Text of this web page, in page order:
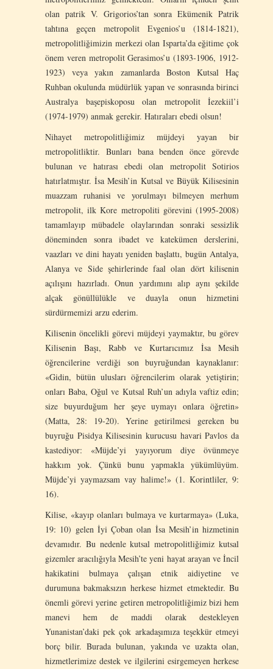
olan patrik V. Grigorios’tan sonra Ekümenik Patrik
tahtına geçen metropolit Evgenios’u (1814-1821),
metropolitliğimizin merkezi olan Isparta’da eğitime çok
önem veren metropolit Gerasimos’u (1893-1906, 1912-
1923) veya yakın zamanlarda Boston Kutsal Haç
Ruhban okulunda müdürlük yapan ve sonrasında birinci
Australya başepiskoposu olan metropolit İezekiil’i
(1974-1979) anmak gerekir. Hatıraları ebedi olsun!
Nihayet metropolitliğimiz müjdeyi yayan bir
metropolitliktir. Bunları bana benden önce görevde
bulunan ve hatırası ebedi olan metropolit Sotirios
hatırlatmıştır. İsa Mesih’in Kutsal ve Büyük Kilisesinin
muazzam ruhanisi ve yorulmayı bilmeyen merhum
metropolit, ilk Kore metropoliti görevini (1995-2008)
tamamlayıp mübadele olaylarından sonraki sessizlik
döneminden sonra ibadet ve katekümen derslerini,
vaazları ve dini hayatı yeniden başlattı, bugün Antalya,
Alanya ve Side şehirlerinde faal olan dört kilisenin
açılışını hazırladı. Onun yardımını alıp aynı şekilde
alçak gönüllülükle ve duayla onun hizmetini
sürdürmemizi arzu ederim.
Kilisenin öncelikli görevi müjdeyi yaymaktır, bu görev
Kilisenin Başı, Rabb ve Kurtarıcımız İsa Mesih
öğrencilerine verdiği son buyruğundan kaynaklanır:
«Gidin, bütün ulusları öğrencilerim olarak yetiştirin;
onları Baba, Oğul ve Kutsal Ruh’un adıyla vaftiz edin;
size buyurduğum her şeye uymayı onlara öğretin»
(Matta, 28: 19-20). Yerine getirilmesi gereken bu
buyruğu Pisidya Kilisesinin kurucusu havari Pavlos da
kastediyor: «Müjde’yi yayıyorum diye övünmeye
hakkım yok. Çünkü bunu yapmakla yükümlüyüm.
Müjde’yi yaymazsam vay halime!» (1. Korintliler, 9:
16).
Kilise, «kayıp olanları bulmaya ve kurtarmaya» (Luka,
19: 10) gelen İyi Çoban olan İsa Mesih’in hizmetinin
devamıdır. Bu nedenle kutsal metropolitliğimiz kutsal
gizemler aracılığıyla Mesih’te yeni hayat arayan ve İncil
hakikatini bulmaya çalışan etnik aidiyetine ve
durumuna bakmaksızın herkese hizmet etmektedir. Bu
önemli görevi yerine getiren metropolitliğimiz bizi hem
manevi hem de maddi olarak destekleyen
Yunanistan’daki pek çok arkadaşımıza teşekkür etmeyi
borç bilir. Burada bulunan, yakında ve uzakta olan,
hizmetlerimize destek ve ilgilerini esirgemeyen herkese